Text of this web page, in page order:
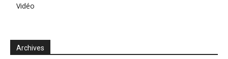
Vidéo
Archives